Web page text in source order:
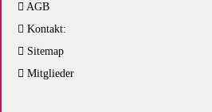
AGB
Kontakt:
Sitemap
Mitglieder